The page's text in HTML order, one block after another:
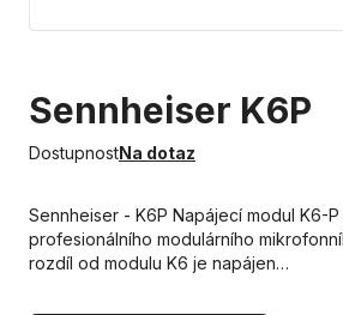
Sennheiser K6P
DostupnostNa dotaz
Sennheiser - K6P Napájecí modul K6-
profesionálního modulárního
rozdíl od modulu K6 je napájen…